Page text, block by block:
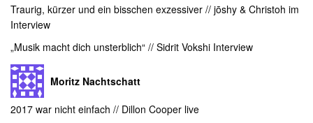
Traurig, kürzer und ein bisschen exzessiver // jōshy & Christoh im
Interview
„Musik macht dich unsterblich“ // Sidrit Vokshi Interview
Moritz Nachtschatt
2017 war nicht einfach // Dillon Cooper live